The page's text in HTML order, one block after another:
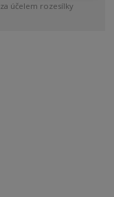
za účelem rozesílky